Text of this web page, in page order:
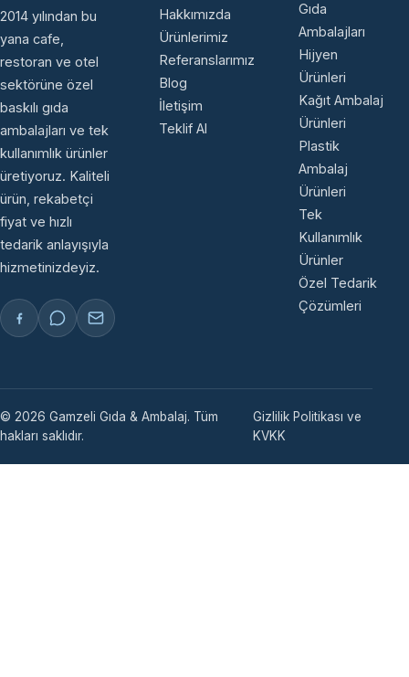
2014 yılından bu
yana cafe,
restoran ve otel
sektörüne özel
baskılı gıda
ambalajları ve tek
kullanımlık ürünler
üretiyoruz. Kaliteli
ürün, rekabetçi
fiyat ve hızlı
tedarik anlayışıyla
hizmetinizdeyiz.
Hakkımızda
Ürünlerimiz
Referanslarımız
Blog
İletişim
Teklif Al
Gıda
Ambalajları
Hijyen
Ürünleri
Kağıt Ambalaj
Ürünleri
Plastik
Ambalaj
Ürünleri
Tek
Kullanımlık
Ürünler
Özel Tedarik
Çözümleri
© 2026 Gamzeli Gıda & Ambalaj. Tüm
hakları saklıdır.
Gizlilik Politikası ve
KVKK